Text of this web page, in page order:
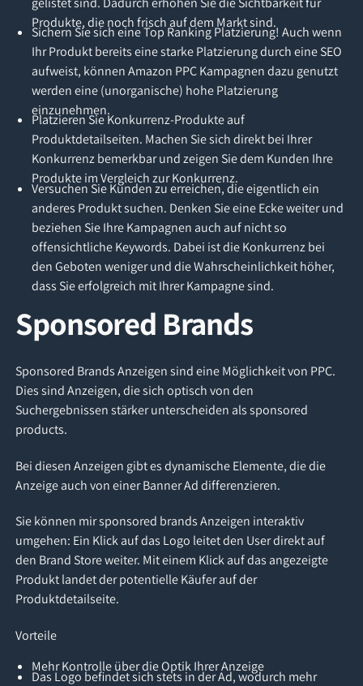
Produkte, die noch frisch auf dem Markt sind.
Sichern Sie sich eine Top Ranking Platzierung! Auch wenn
Ihr Produkt bereits eine starke Platzierung durch eine SEO
aufweist, können Amazon PPC Kampagnen dazu genutzt
werden eine (unorganische) hohe Platzierung
einzunehmen.
Platzieren Sie Konkurrenz-Produkte auf
Produktdetailseiten. Machen Sie sich direkt bei Ihrer
Konkurrenz bemerkbar und zeigen Sie dem Kunden Ihre
Produkte im Vergleich zur Konkurrenz.
Versuchen Sie Kunden zu erreichen, die eigentlich ein
anderes Produkt suchen. Denken Sie eine Ecke weiter und
beziehen Sie Ihre Kampagnen auch auf nicht so
offensichtliche Keywords. Dabei ist die Konkurrenz bei
den Geboten weniger und die Wahrscheinlichkeit höher,
dass Sie erfolgreich mit Ihrer Kampagne sind.
Sponsored Brands
Sponsored Brands Anzeigen sind eine Möglichkeit von PPC.
Dies sind Anzeigen, die sich optisch von den
Suchergebnissen stärker unterscheiden als sponsored
products.
Bei diesen Anzeigen gibt es dynamische Elemente, die die
Anzeige auch von einer Banner Ad differenzieren.
Sie können mir sponsored brands Anzeigen interaktiv
umgehen: Ein Klick auf das Logo leitet den User direkt auf
den Brand Store weiter. Mit einem Klick auf das angezeigte
Produkt landet der potentielle Käufer auf der
Produktdetailseite.
Vorteile
Mehr Kontrolle über die Optik Ihrer Anzeige
Das Logo befindet sich stets in der Ad, wodurch mehr